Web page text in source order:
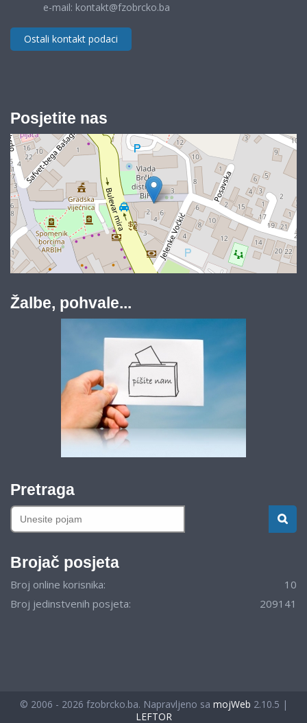
e-mail: kontakt@fzobrcko.ba
Ostali kontakt podaci
Posjetite nas
Žalbe, pohvale...
Pretraga
Brojač posjeta
Broj online korisnika:
10
Broj jedinstvenih posjeta:
209141
© 2006 - 2026 fzobrcko.ba. Napravljeno sa mojWeb 2.10.5 |
LEFTOR